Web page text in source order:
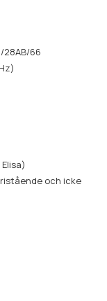
28AB/66
och icke